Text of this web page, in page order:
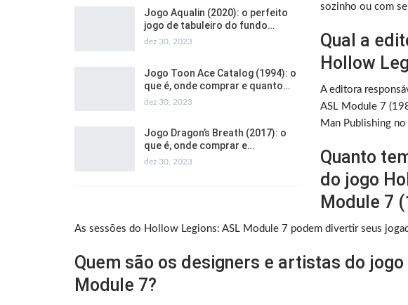
Jogo Aqualin (2020): o perfeito
jogo de tabuleiro do fundo…
dez 30, 2023
Jogo Toon Ace Catalog (1994): o
que é, onde comprar e quanto…
dez 30, 2023
Jogo Dragon’s Breath (2017): o
que é, onde comprar e…
dez 30, 2023
sozinho ou com
Qual a
Hollow
A editora
ASL Module 7
Man Publishing
Quanto
do jogo
Module 7
As sessões do Hollow Legions: ASL Module 7 podem divertir seus
Quem são os designers e artistas do
Module 7?